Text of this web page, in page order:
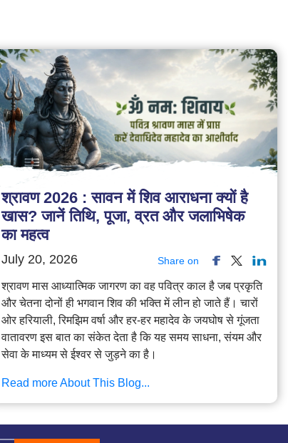
श्रावण 2026 : सावन में शिव आराधना क्यों है
खास? जानें तिथि, पूजा, व्रत और जलाभिषेक
का महत्व
July 20, 2026 Share on
श्रावण मास आध्यात्मिक जागरण का वह पवित्र काल है जब प्रकृति
और चेतना दोनों ही भगवान शिव की भक्ति में लीन हो जाते हैं। चारों
ओर हरियाली, रिमझिम वर्षा और हर-हर महादेव के जयघोष से गूंजता
वातावरण इस बात का संकेत देता है कि यह समय साधना, संयम और
सेवा के माध्यम से ईश्वर से जुड़ने का है।
Read more About This Blog...